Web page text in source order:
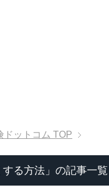
ドットコム TOP
する方法」の記事一覧